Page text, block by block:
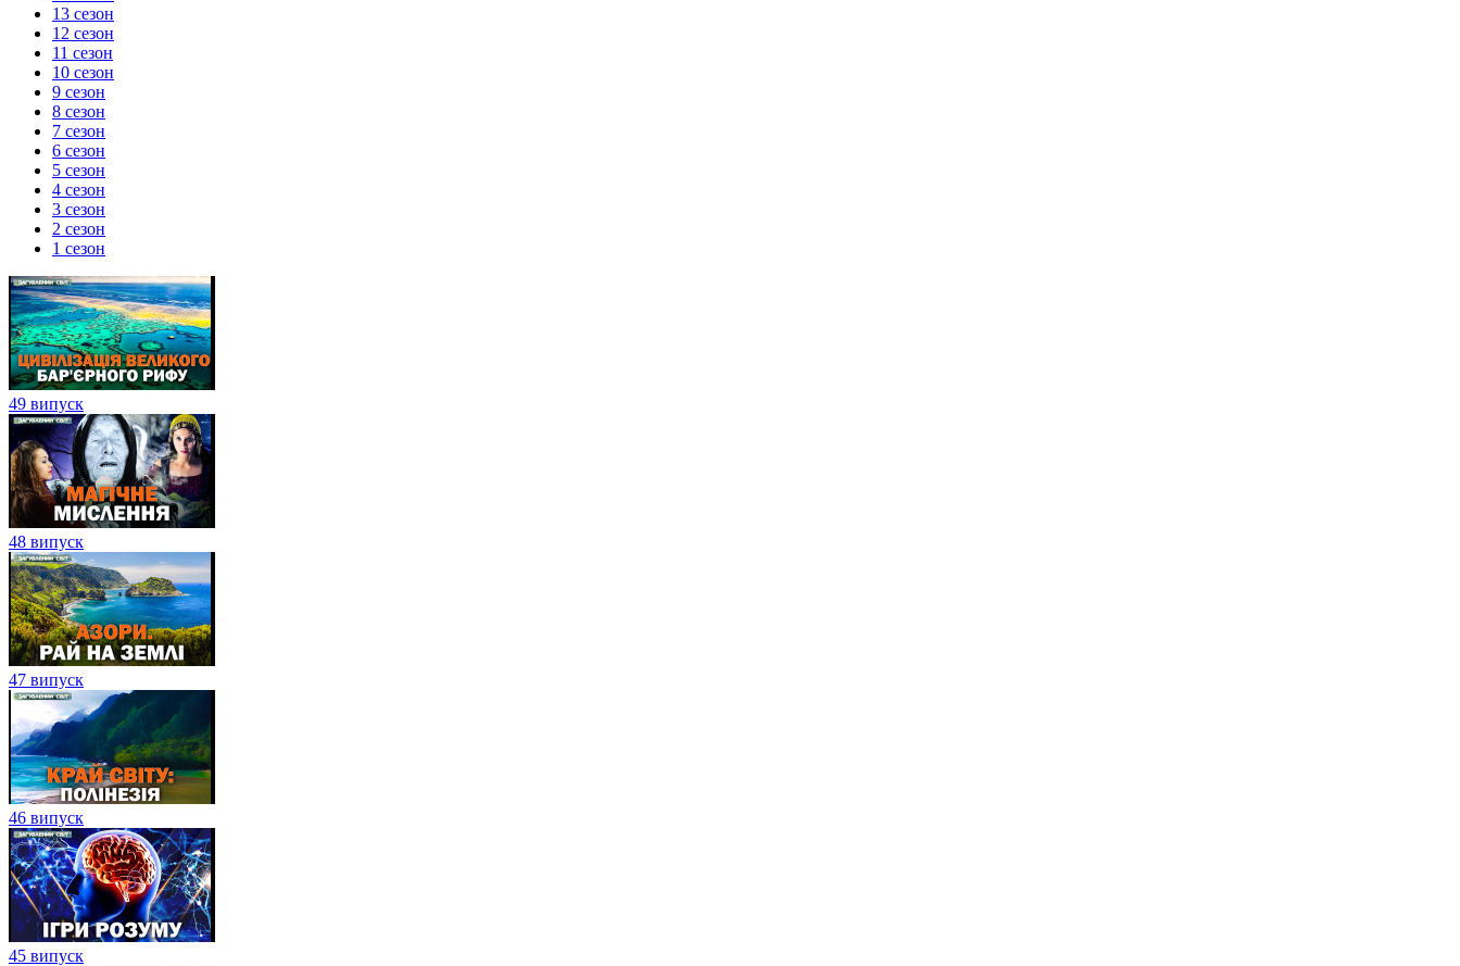
13 сезон
12 сезон
11 сезон
10 сезон
9 сезон
8 сезон
7 сезон
6 сезон
5 сезон
4 сезон
3 сезон
2 сезон
1 сезон
49 випуск
48 випуск
47 випуск
46 випуск
45 випуск